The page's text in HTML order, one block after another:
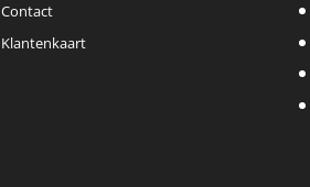
Contact
Klantenkaart